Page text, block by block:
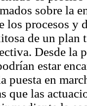
sobre la
los procesos y
de un plan
Desde la
estar
puesta en
que las